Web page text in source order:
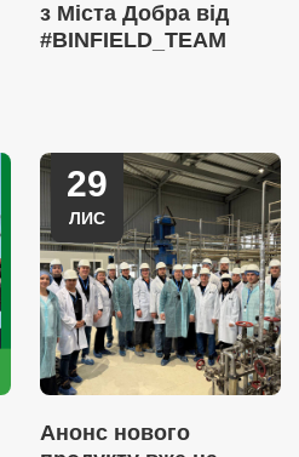
з Міста Добра від
#BINFIELD_TEAM
29
ЛИС
Анонс нового